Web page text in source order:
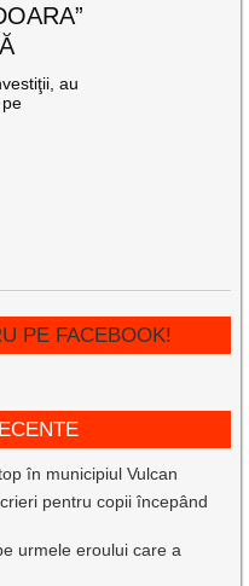
au
PE FACEBOOK!
în municipiul Vulcan
pentru copii începând
urmele eroului care a